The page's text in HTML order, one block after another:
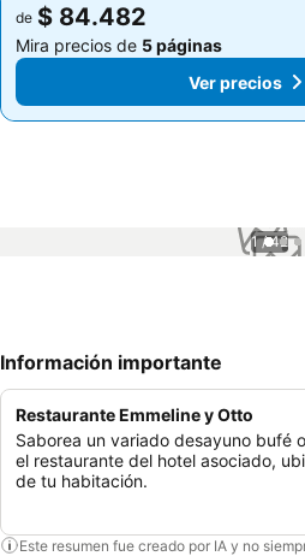
de $ 84.482
Mira precios de 5 páginas
Ver precios
de $ 84.482
Mira precios de 5 páginas
Ver precios
1 / 42
Información importante
Restaurante Emmeline y Otto
Saborea un variado desayuno bufé
el restaurante del hotel asociado,
de tu habitación.
Este resumen fue creado por IA y no